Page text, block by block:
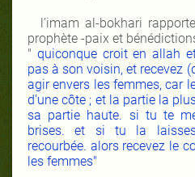
l’imam al-bokhari
prophète -paix et
" quiconque croit en allah
pas à son voisin, et recevez
agir envers les femmes, car
d'une côte ; et la partie la
sa partie haute. si tu te
brises. et si tu la
recourbée. alors recevez le
les femmes"